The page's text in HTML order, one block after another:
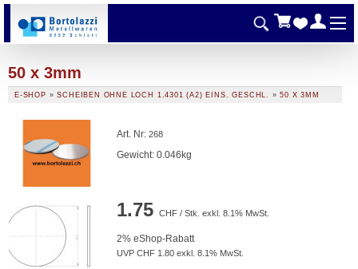
50 x 3mm
E-SHOP »SCHEIBEN OHNE LOCH 1.4301 (A2) EINS. GESCHL. »50 X 3MM
Art. Nr: 268
Gewicht: 0.046kg
1.75 CHF / Stk. exkl. 8.1% MwSt.
2% eShop-Rabatt
UVP CHF 1.80 exkl. 8.1% MwSt.